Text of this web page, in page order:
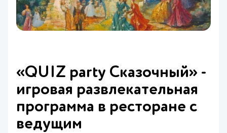
«QUIZ party Сказочный» -
игровая развлекательная
программа в ресторане с
ведущим